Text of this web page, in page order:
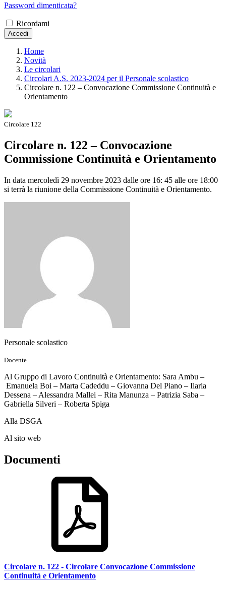
Password dimenticata?
Ricordami
Accedi
Home
Novità
Le circolari
Circolari A.S. 2023-2024 per il Personale scolastico
Circolare n. 122 – Convocazione Commissione Continuità e
Orientamento
Circolare 122
Circolare n. 122 – Convocazione
Commissione Continuità e Orientamento
In data mercoledì 29 novembre 2023 dalle ore 16: 45 alle ore 18:00
si terrà la riunione della Commissione Continuità e Orientamento.
Personale scolastico
Docente
Al Gruppo di Lavoro Continuità e Orientamento: Sara Ambu –
Emanuela Boi – Marta Cadeddu – Giovanna Del Piano – Ilaria
Dessena – Alessandra Mallei – Rita Manunza – Patrizia Saba –
Gabriella Silveri – Roberta Spiga
Alla DSGA
Al sito web
Documenti
Circolare n. 122 - Circolare Convocazione Commissione
Continuità e Orientamento